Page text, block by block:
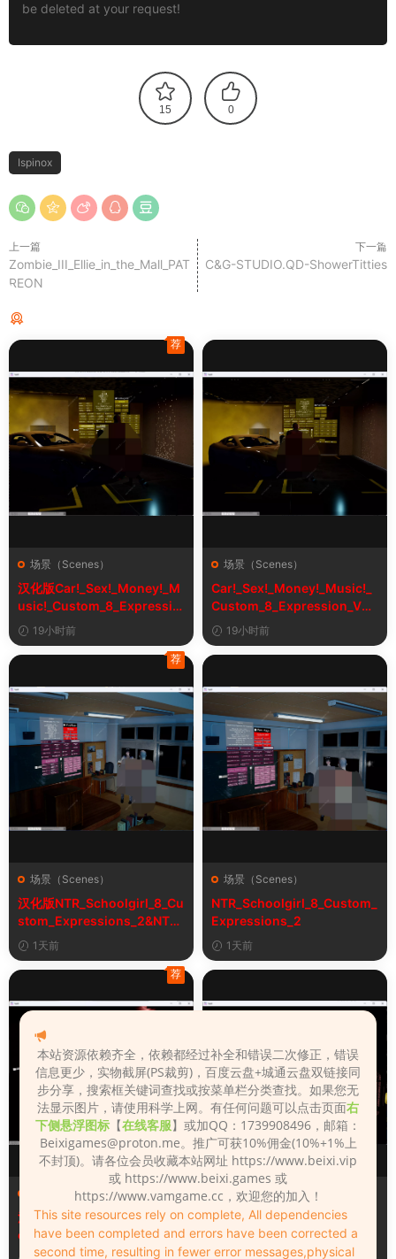
be deleted at your request!
15 0
Ispinox
上一篇
Zombie_III_Ellie_in_the_Mall_PAT
REON
下一篇
C&G-STUDIO.QD-ShowerTitties
场景（Scenes）
汉化版Car!_Sex!_Money!_M
usic!_Custom_8_Expressio
n_V2_1&车！性！钱！音乐！
自定义表情
19小时前
荐
场景（Scenes）
Car!_Sex!_Money!_Music!_
Custom_8_Expression_V2_
1
19小时前
场景（Scenes）
汉化版NTR_Schoolgirl_8_Cu
stom_Expressions_2&NTR
女学生8自定义表情
1天前
荐
场景（Scenes）
NTR_Schoolgirl_8_Custom_
Expressions_2
1天前
场景（Scenes）
汉化版Fall_Of_Dynasty_Silh
ouette_Play_Bug_Fixed_2&
《王朝陨落》剪影玩法修复版
荐
场景（Scenes）
Fall_Of_Dynasty_Silhouette
_Play_Bug_Fixed_2
本站资源依赖齐全，依赖都经过补全和错误二次修正，错误
信息更少，实物截屏(PS裁剪)，百度云盘+城通云盘双链接同
步分享，搜索框关键词查找或按菜单栏分类查找。如果您无
法显示图片，请使用科学上网。有任何问题可以点击页面右
下侧悬浮图标 【在线客服】或加QQ：1739908496，邮箱：
Beixigames@proton.me。推广可获10%佣金(10%+1%上
不封顶)。请各位会员收藏本站网址 https://www.beixi.vip
或 https://www.beixi.games 或
https://www.vamgame.cc，欢迎您的加入！
This site resources rely on complete, All dependencies
have been completed and errors have been corrected a
second time, resulting in fewer error messages,physical